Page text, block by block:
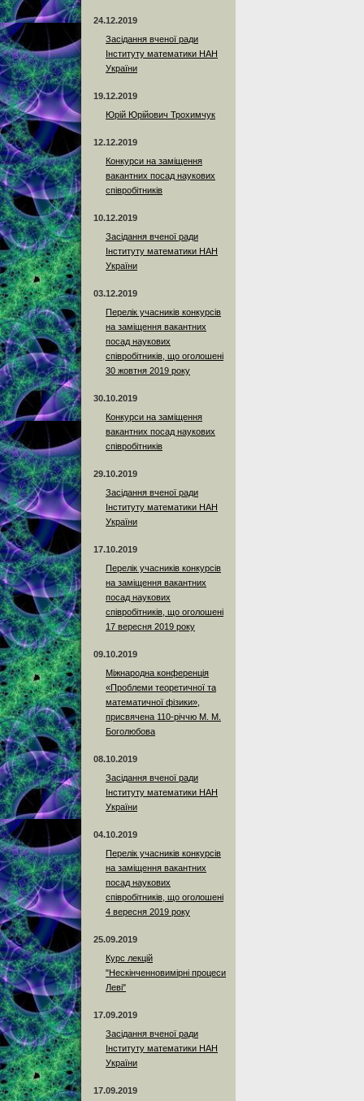
24.12.2019
Засідання вченої ради
Інституту математики НАН
України
19.12.2019
Юрій Юрійович Трохимчук
12.12.2019
Конкурси на заміщення
вакантних посад наукових
співробітників
10.12.2019
Засідання вченої ради
Інституту математики НАН
України
03.12.2019
Перелік учасників конкурсів
на заміщення вакантних
посад наукових
співробітників, що оголошені
30 жовтня 2019 року
30.10.2019
Конкурси на заміщення
вакантних посад наукових
співробітників
29.10.2019
Засідання вченої ради
Інституту математики НАН
України
17.10.2019
Перелік учасників конкурсів
на заміщення вакантних
посад наукових
співробітників, що оголошені
17 вересня 2019 року
09.10.2019
Міжнародна конференція
«Проблеми теоретичної та
математичної фізики»,
присвячена 110-річчю М. М.
Боголюбова
08.10.2019
Засідання вченої ради
Інституту математики НАН
України
04.10.2019
Перелік учасників конкурсів
на заміщення вакантних
посад наукових
співробітників, що оголошені
4 вересня 2019 року
25.09.2019
Курс лекцій
"Нескінченновимірні процеси
Леві"
17.09.2019
Засідання вченої ради
Інституту математики НАН
України
17.09.2019